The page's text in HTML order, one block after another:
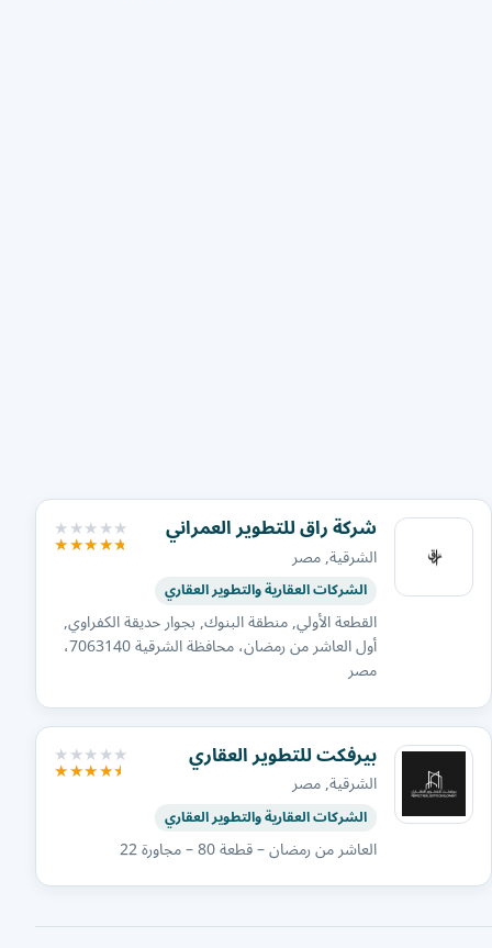
شركة راق للتطوير العمراني
الشرقية, مصر
الشركات العقارية والتطوير العقاري
القطعة الأولي, منطقة البنوك, بجوار حديقة الكفراوي,
أول العاشر من رمضان، محافظة الشرقية 7063140،
مصر
بيرفكت للتطوير العقاري
الشرقية, مصر
الشركات العقارية والتطوير العقاري
العاشر من رمضان – قطعة 80 – مجاورة 22